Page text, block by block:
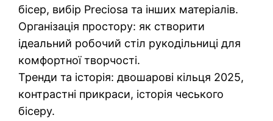
бісер, вибір Preciosa та інших матеріалів.
Організація простору: як створити
ідеальний робочий стіл рукодільниці для
комфортної творчості.
Тренди та історія: двошарові кільця 2025,
контрастні прикраси, історія чеського
бісеру.